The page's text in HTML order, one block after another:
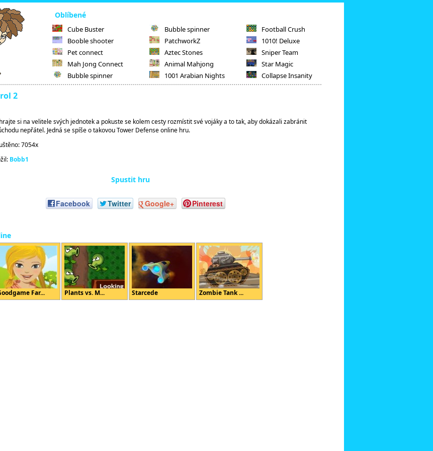
Oblíbené
Cube Buster
Booble shooter
Pet connect
Mah Jong Connect
Bubble spinner
Bubble spinner
PatchworkZ
Aztec Stones
Animal Mahjong
1001 Arabian Nights
Football Crush
1010! Deluxe
Sniper Team
Star Magic
Collapse Insanity
2
si na velitele svých jednotek a pokuste se kolem cesty rozmístit své vojáky a to tak, aby dokázali zabránit
nepřátel. Jedná se spíše o takovou Tower Defense online hru.
7054x
Bobb1
Spustit hru
Facebook Twitter Google+ Pinterest
Far... Plants vs. M... Starcede Zombie Tank ...